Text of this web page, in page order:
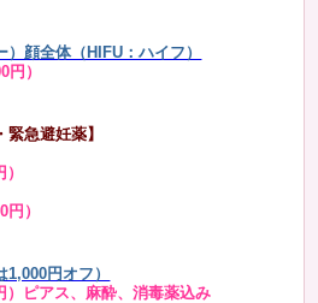
顔全体（HIFU：ハイフ）
）
緊急避妊薬】
）
円オフ）
ピアス、麻酔、消毒薬込み